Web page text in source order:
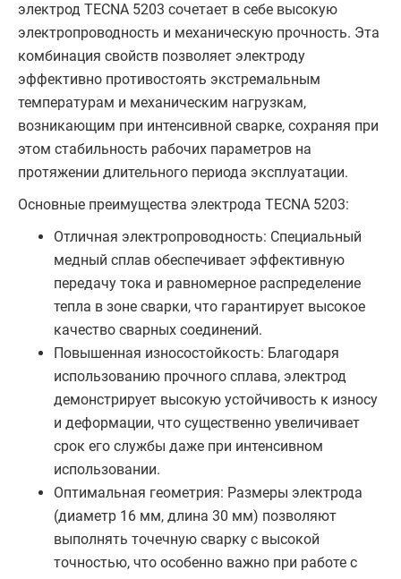
электрод TECNA 5203 сочетает в себе высокую
электропроводность и механическую прочность. Эта
комбинация свойств позволяет электроду
эффективно противостоять экстремальным
температурам и механическим нагрузкам,
возникающим при интенсивной сварке, сохраняя при
этом стабильность рабочих параметров на
протяжении длительного периода эксплуатации.
Основные преимущества электрода TECNA 5203:
Отличная электропроводность: Специальный
медный сплав обеспечивает эффективную
передачу тока и равномерное распределение
тепла в зоне сварки, что гарантирует высокое
качество сварных соединений.
Повышенная износостойкость: Благодаря
использованию прочного сплава, электрод
демонстрирует высокую устойчивость к износу
и деформации, что существенно увеличивает
срок его службы даже при интенсивном
использовании.
Оптимальная геометрия: Размеры электрода
(диаметр 16 мм, длина 30 мм) позволяют
выполнять точечную сварку с высокой
точностью, что особенно важно при работе с